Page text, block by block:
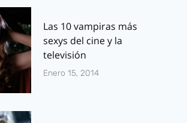
Las 10 vampiras más
sexys del cine y la
televisión
Enero 15, 2014